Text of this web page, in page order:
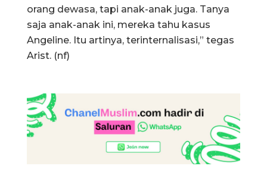
orang dewasa, tapi anak-anak juga. Tanya
saja anak-anak ini, mereka tahu kasus
Angeline. Itu artinya, terinternalisasi,” tegas
Arist. (nf)